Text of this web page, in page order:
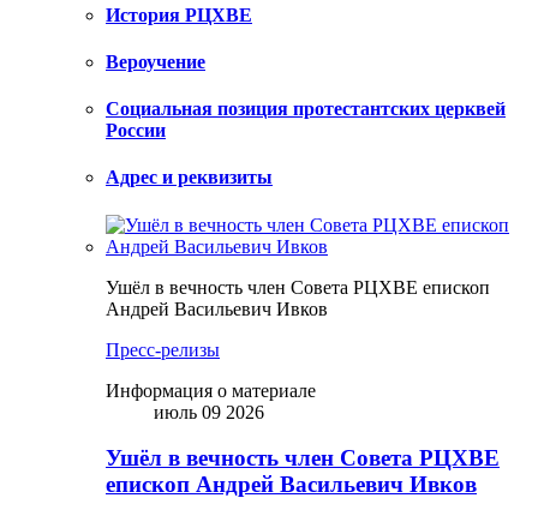
История РЦХВЕ
Вероучение
Социальная позиция протестантских церквей
России
Адрес и реквизиты
Ушёл в вечность член Совета РЦХВЕ епископ
Андрей Васильевич Ивков
Пресс-релизы
Информация о материале
июль 09 2026
Ушёл в вечность член Совета РЦХВЕ
епископ Андрей Васильевич Ивков